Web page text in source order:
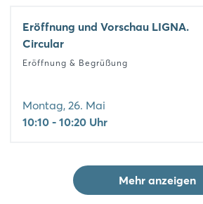
Eröffnung und Vorschau LIGNA.
Circular
Eröffnung & Begrüßung
Montag, 26. Mai
10:10 - 10:20 Uhr
Mehr anzeigen